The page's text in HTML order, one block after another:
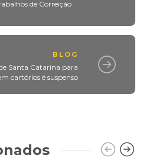
de Correição
BLOG
Santa Catarina para
cartórios é suspenso